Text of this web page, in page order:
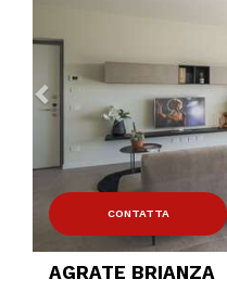
CONTATTA
AGRATE BRIANZA